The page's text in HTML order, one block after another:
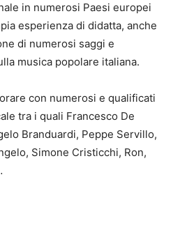
in numerosi Paesi europei
esperienza di didatta, anche
di numerosi saggi e
musica popolare italiana.
con numerosi e qualificati
tra i quali Francesco De
Branduardi, Peppe Servillo,
Simone Cristicchi, Ron,